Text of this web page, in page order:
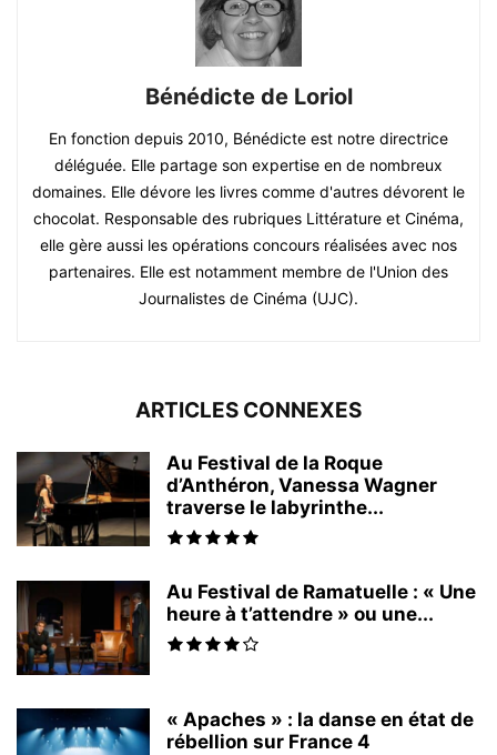
Bénédicte de Loriol
En fonction depuis 2010, Bénédicte est notre directrice
déléguée. Elle partage son expertise en de nombreux
domaines. Elle dévore les livres comme d'autres dévorent le
chocolat. Responsable des rubriques Littérature et Cinéma,
elle gère aussi les opérations concours réalisées avec nos
partenaires. Elle est notamment membre de l'Union des
Journalistes de Cinéma (UJC).
ARTICLES CONNEXES
Au Festival de la Roque
d’Anthéron, Vanessa Wagner
traverse le labyrinthe...
Au Festival de Ramatuelle : « Une
heure à t’attendre » ou une...
« Apaches » : la danse en état de
rébellion sur France 4